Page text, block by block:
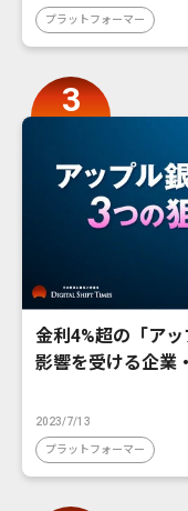
プラットフォーマー
金利4%超の「アッ
影響を受ける企業
2023/7/13
プラットフォーマー